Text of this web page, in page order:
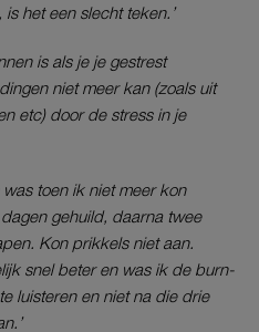
het een slecht teken.’
is als je je gestrest
niet meer kan (zoals uit
etc) door de stress in je
toen ik niet meer kon
gehuild, daarna twee
Kon prikkels niet aan.
snel beter en was ik de burn-
luisteren en niet na die drie